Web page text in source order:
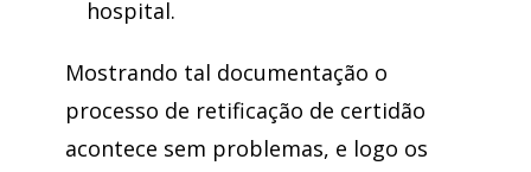
hospital.
Mostrando tal documentação o
processo de retificação de certidão
acontece sem problemas, e logo os